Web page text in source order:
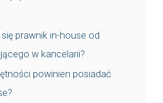
prawnik in-house od
w kancelarii?
powinien posiadać